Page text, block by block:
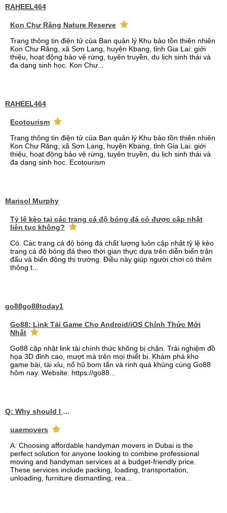
RAHEEL464
Kon Chư Răng Nature Reserve
Trang thông tin điện tử của Ban quản lý Khu bảo tồn thiên nhiên
Kon Chư Răng, xã Sơn Lang, huyện Kbang, tỉnh Gia Lai: giới
thiệu, hoạt động bảo vệ rừng, tuyên truyền, du lịch sinh thái và
đa dạng sinh học. Kon Chư...
RAHEEL464
Ecotourism
Trang thông tin điện tử của Ban quản lý Khu bảo tồn thiên nhiên
Kon Chư Răng, xã Sơn Lang, huyện Kbang, tỉnh Gia Lai: giới
thiệu, hoạt động bảo vệ rừng, tuyên truyền, du lịch sinh thái và
đa dạng sinh học. Ecotourism
Marisol Murphy
Tỷ lệ kèo tại các trang cá độ bóng đá có được cập nhật
liên tục không?
Có. Các trang cá độ bóng đá chất lượng luôn cập nhật tỷ lệ kèo
trang cá độ bóng đá theo thời gian thực dựa trên diễn biến trận
đấu và biến động thị trường. Điều này giúp người chơi có thêm
thông t...
go88go88today1
Go88: Link Tải Game Cho Android/iOS Chính Thức Mới
Nhất
Go88 cập nhật link tải chính thức không bị chặn. Trải nghiệm đồ
họa 3D đỉnh cao, mượt mà trên mọi thiết bị. Khám phá kho
game bài, tài xỉu, nổ hũ bom tấn và rinh quà khủng cùng Go88
hôm nay. Website: https://go88...
Q: Why should I choose affordable handyman movers in Dubai for my relocation and maintenance needs?
uaemovers
A: Choosing affordable handyman movers in Dubai is the
perfect solution for anyone looking to combine professional
moving and handyman services at a budget-friendly price.
These services include packing, loading, transportation,
unloading, furniture dismantling, rea...